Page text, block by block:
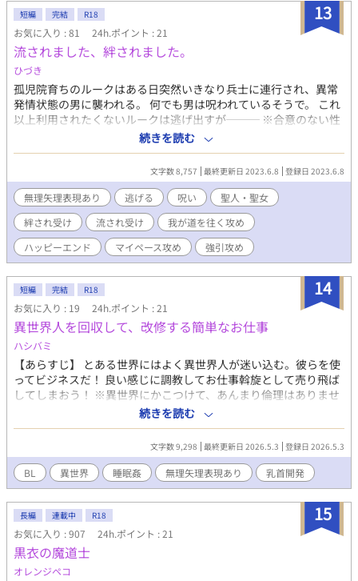
握る日々。そんな折、ロルフは突然オメガに転化してしまい、混
乱の中でヴィルから「つがい」にされる。何もかも一変した状況
を受け入れられないロルフだったが、抵抗虚しく次第に追い詰め
られていく…。 ◼︎着痩せする細マッチョ×最近腹筋が埋もれそう
ながっしり系。 ◼︎全31話 ※付きはすけべ。 ◼︎非同意での行為描
写があります。ご注意ください。
13
短編 完結 R18
お気に入り : 81 24h.ポイント : 21
流されました、絆されました。
ひづき
孤児院育ちのルークはある日突然いきなり兵士に連行され、異常
発情状態の男に襲われる。 何でも男は呪われているそうで。 これ
以上利用されたくないルークは逃げ出すが─── ※合意のない性
行為があります。 ※冒頭から喘いでます。 ※シリアス、迷子。 ※
悲惨さ、迷子。
続きを読む
文字数 8,757 最終更新日 2023.6.8 登録日 2023.6.8
無理矢理表現あり 逃げる 呪い
聖人・聖女
絆され受け
流され受け
我が道を往く攻め
ハッピーエンド
マイペース攻め 強引攻め
14
短編 完結 R18
お気に入り : 19 24h.ポイント : 21
異世界人を回収して、改修する簡単なお仕事
ハシバミ
【あらすじ】 とある世界にはよく異世界人が迷い込む。彼らを使
ってビジネスだ！ 良い感じに調教してお仕事斡旋として売り飛ば
してしまおう！ ※異世界にかこつけて、あんまり倫理はありませ
ん。 ・睡眠姦 ・三人称神の視点に挑戦したものです ・♡、濁点
要素有 ・設定はゆるゆるです
続きを読む
文字数 9,298 最終更新日 2026.5.3 登録日 2026.5.3
BL 異世界 睡眠姦 無理矢理表現あり 乳首開発
15
長編 連載中 R18
お気に入り : 907 24h.ポイント : 21
黒衣の魔道士
オレンジペコ